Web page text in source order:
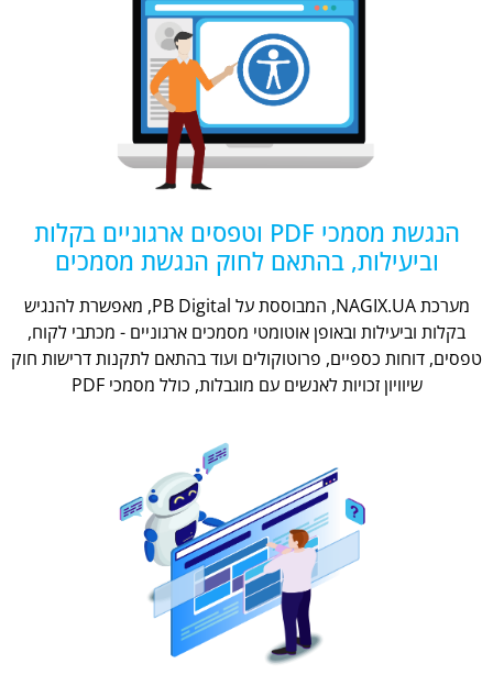
הנגשת מסמכי PDF וטפסים ארגוניים בקלות
וביעילות, בהתאם לחוק הנגשת מסמכים
מערכת NAGIX.UA, המבוססת על PB Digital, מאפשרת להנגיש
בקלות וביעילות ובאופן אוטומטי מסמכים ארגוניים - מכתבי לקוח,
טפסים, דוחות כספיים, פרוטוקולים ועוד בהתאם לתקנות דרישות חוק
שיוויון זכויות לאנשים עם מוגבלות, כולל מסמכי PDF